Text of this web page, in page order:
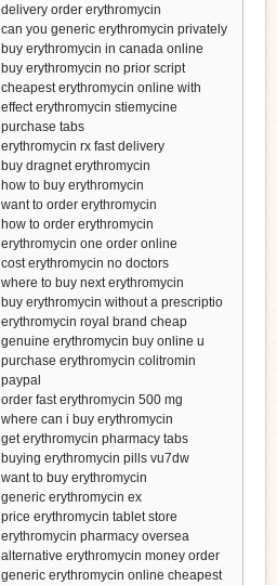
delivery order erythromycin
can you generic erythromycin privately
buy erythromycin in canada online
buy erythromycin no prior script
cheapest erythromycin online with
effect erythromycin stiemycine
purchase tabs
erythromycin rx fast delivery
buy dragnet erythromycin
how to buy erythromycin
want to order erythromycin
how to order erythromycin
erythromycin one order online
cost erythromycin no doctors
where to buy next erythromycin
buy erythromycin without a prescriptio
erythromycin royal brand cheap
genuine erythromycin buy online u
purchase erythromycin colitromin
paypal
order fast erythromycin 500 mg
where can i buy erythromycin
get erythromycin pharmacy tabs
buying erythromycin pills vu7dw
want to buy erythromycin
generic erythromycin ex
price erythromycin tablet store
erythromycin pharmacy oversea
alternative erythromycin money order
generic erythromycin online cheapest